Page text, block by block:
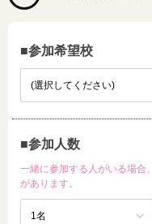
■参加希望校
■参加人数
一緒に参加する人がいる場合
があります。